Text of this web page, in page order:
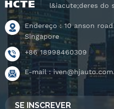
l&iacute;deres do
Endereço : 10 anson
Singapore
+86 18998460309
E-mail :
SE INSCREVER